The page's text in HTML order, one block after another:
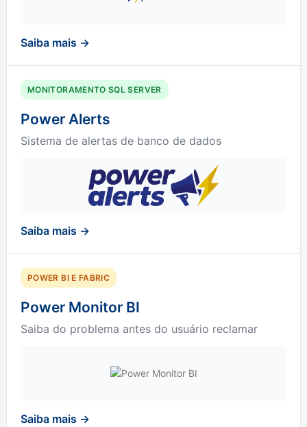
Saiba mais →
MONITORAMENTO SQL SERVER
Power Alerts
Sistema de alertas de banco de dados
Saiba mais →
POWER BI E FABRIC
Power Monitor BI
Saiba do problema antes do usuário reclamar
Saiba mais →